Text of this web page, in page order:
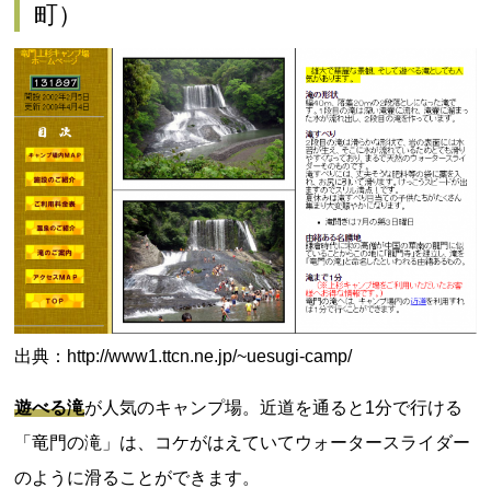
町）
出典：http://www1.ttcn.ne.jp/~uesugi-camp/
遊べる滝が人気のキャンプ場。近道を通ると1分で行ける
「竜門の滝」は、コケがはえていてウォータースライダー
のように滑ることができます。